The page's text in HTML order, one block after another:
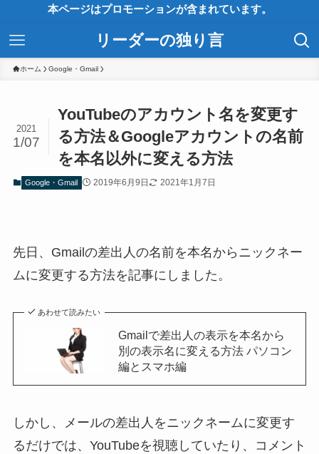
本ページはプロモーションが含まれています。
リーダーの独り言
ホーム Google・Gmail
YouTubeのアカウント名を変更す
る方法＆Googleアカウントの名前
を本名以外に変える方法
2021
1/07
Google・Gmail 2019年6月9日 2021年1月7日
先日、Gmailの差出人の名前を本名からニックネー
ムに変更する方法を記事にしました。
あわせて読みたい
Gmailで差出人の表示を本名から
別の表示名に変える方法 パソコン
編とスマホ編
しかし、メールの差出人をニックネームに変更す
るだけでは、YouTubeを視聴していたり、コメント